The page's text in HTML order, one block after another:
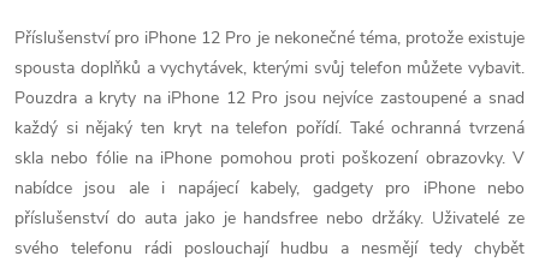
d
a
c
í
p
á
n
k
o
v
á
n
Příslušenství pro iPhone 12 Pro je nekonečné téma, protože existuje
spousta doplňků a vychytávek, kterými svůj telefon můžete vybavit.
Pouzdra a kryty na iPhone 12 Pro jsou nejvíce zastoupené a snad
každý si nějaký ten kryt na telefon pořídí. Také ochranná tvrzená
skla nebo fólie na iPhone pomohou proti poškození obrazovky. V
nabídce jsou ale i napájecí kabely, gadgety pro iPhone nebo
příslušenství do auta jako je handsfree nebo držáky. Uživatelé ze
svého telefonu rádi poslouchají hudbu a nesmějí tedy chybět